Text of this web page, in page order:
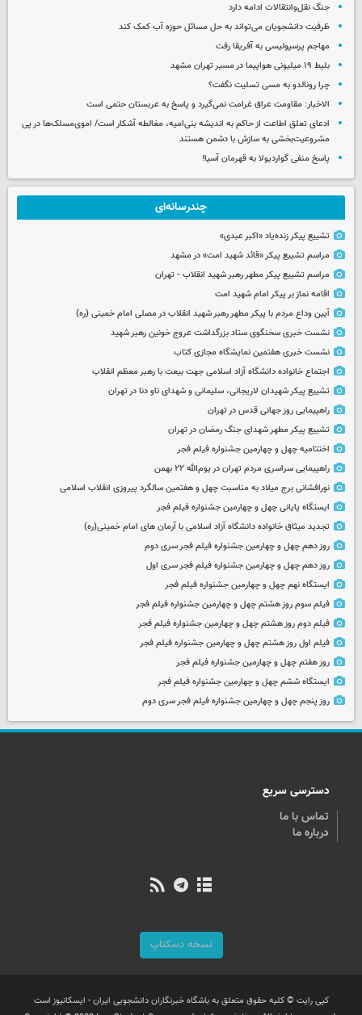
جنگ نقل‌وانتقالات ادامه دارد
ظرفیت دانشجویان می‌تواند به حل مسائل حوزه آب کمک کند
مهاجم پرسپولیسی به آفریقا رفت
بلیط ۱۹ میلیونی هواپیما در مسیر تهران مشهد
چرا رونالدو به مسی تسلیت نگفت؟
الاخبار: مقاومت عراق غرامت نمی‌گیرد و پاسخ به عربستان حتمی است
ادعای تعلق اطاعت از حاکم به اندیشه بنی‌امیه، مغالطه آشکار است/ اموی‌مسلک‌ها در پی
مشروعیت‌بخشی به سازش با دشمن هستند
پاسخ منفی گواردیولا به قهرمان آسیا!
چندرسانه‌ای
تشییع پیکر زنده‌یاد «اکبر عبدی»
مراسم تشییع پیکر «قائد شهید امت» در مشهد
مراسم تشییع پیکر مطهر رهبر شهید انقلاب - تهران
اقامه نماز بر پیکر امام شهید امت
آیین وداع مردم با پیکر مطهر رهبر شهید انقلاب در مصلی امام خمینی (ره)
نشست خبری سخنگوی ستاد بزرگداشت عروج خونین رهبر شهید
نشست خبری هفتمین نمایشگاه مجازی کتاب
اجتماع خانواده دانشگاه آزاد اسلامی جهت بیعت با رهبر معظم انقلاب
تشییع پیکر شهیدان لاریجانی، سلیمانی و شهدای ناو دنا در تهران
راهپیمایی روز جهانی قدس در تهران
تشییع پیکر مطهر شهدای جنگ رمضان در تهران
اختتامیه چهل و چهارمین جشنواره فیلم فجر
راهپیمایی سراسری مردم تهران در یوم‌الله ۲۲ بهمن
نورافشانی برج میلاد به مناسبت چهل‌ و هفتمین سالگرد پیروزی انقلاب اسلامی
ایستگاه پایانی چهل و چهارمین جشنواره فیلم فجر
تجدید میثاق خانواده دانشگاه آزاد اسلامی با آرمان های امام خمینی(ره)
روز دهم چهل و چهارمین جشنواره فیلم فجر سری دوم
روز دهم چهل و چهارمین جشنواره فیلم فجر سری اول
ایستگاه نهم چهل و چهارمین جشنواره فیلم فجر
فیلم سوم روز هشتم چهل و چهارمین جشنواره فیلم فجر
فیلم دوم روز هشتم چهل و چهارمین جشنواره فیلم فجر
فیلم اول روز هشتم چهل و چهارمین جشنواره فیلم فجر
روز هفتم چهل و چهارمین جشنواره فیلم فجر
ایستگاه ششم چهل و چهارمین جشنواره فیلم فجر
روز پنجم چهل و چهارمین جشنواره فیلم فجر سری دوم
دسترسی سریع
تماس با ما
درباره ما
نسخه دسکتاپ
کپی رایت © کلیه حقوق متعلق به باشگاه خبرنگاران دانشجویی ایران - ایسکانیوز است